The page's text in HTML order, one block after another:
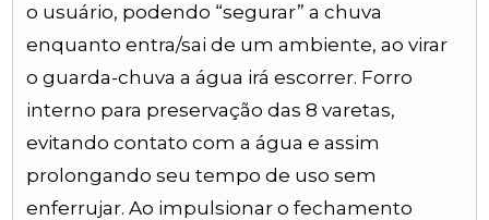
o usuário, podendo “segurar” a chuva
enquanto entra/sai de um ambiente, ao virar
o guarda-chuva a água irá escorrer. Forro
interno para preservação das 8 varetas,
evitando contato com a água e assim
prolongando seu tempo de uso sem
enferrujar. Ao impulsionar o fechamento